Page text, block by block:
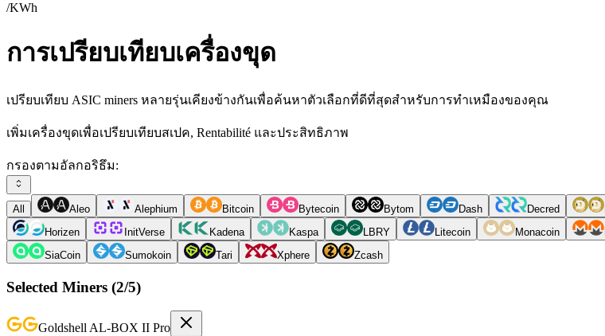
/KWh
การเปรียบเทียบเครื่องขุด
เปรียบเทียบ ASIC miners หลายรุ่นเคียงข้างกันเพื่อค้นหาตัวเลือกที่ดีที่สุดสำหรับการทำเหมืองของคุณ
เพิ่มเครื่องขุดเพื่อเปรียบเทียบสเปค, Rentabilité และประสิทธิภาพ
กรองตามอัลกอริธึม:
All Aleo Alephium Bitcoin Bytecoin Bytom Dash Decred
Horizen
InitVerse Kadena Kaspa LBRY Litecoin Monacoin
SiaCoin
Sumokoin Tari Xphere Zcash
Selected Miners (2/5)
Goldshell AL-BOX II Pro